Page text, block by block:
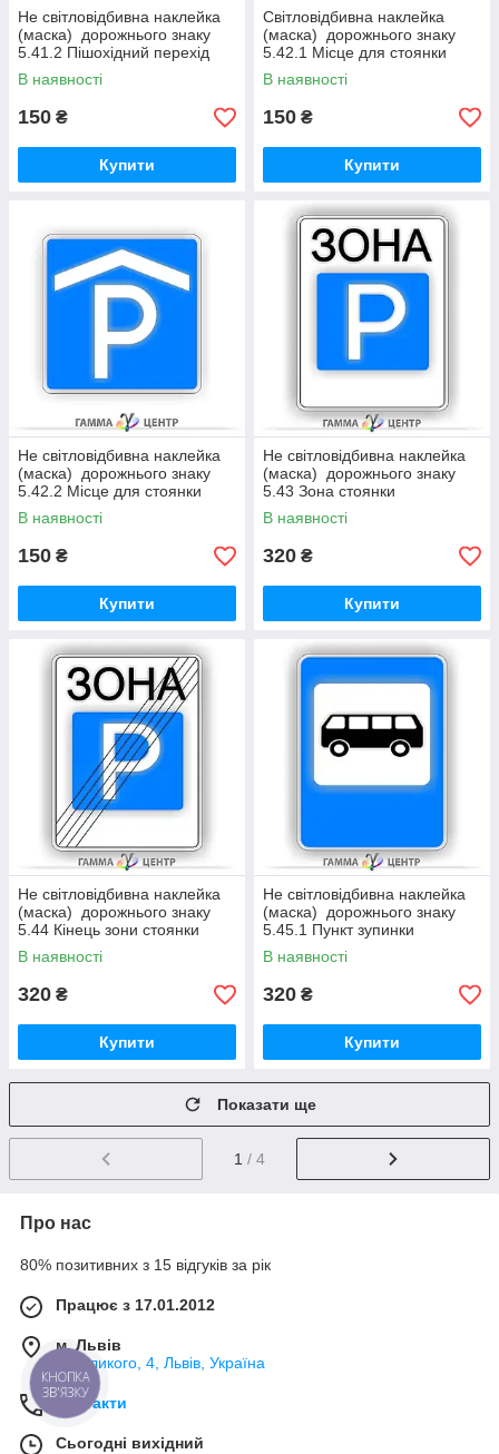
Не світловідбивна наклейка
(маска) дорожнього знаку
5.41.2 Пішохідний перехід
В наявності
150 ₴
Купити
Світловідбивна наклейка
(маска) дорожнього знаку
5.42.1 Місце для стоянки
В наявності
150 ₴
Купити
Не світловідбивна наклейка
(маска) дорожнього знаку
5.42.2 Місце для стоянки
В наявності
150 ₴
Купити
Не світловідбивна наклейка
(маска) дорожнього знаку
5.43 Зона стоянки
В наявності
320 ₴
Купити
Не світловідбивна наклейка
(маска) дорожнього знаку
5.44 Кінець зони стоянки
В наявності
320 ₴
Купити
Не світловідбивна наклейка
(маска) дорожнього знаку
5.45.1 Пункт зупинки
автобуса
В наявності
320 ₴
Купити
Показати ще
1 / 4
Про нас
80% позитивних з 15 відгуків за рік
Працює з 17.01.2012
м. Львів
В.Великого, 4, Львів, Україна
Контакти
Сьогодні вихідний
КНОПКА
ЗВ'ЯЗКУ